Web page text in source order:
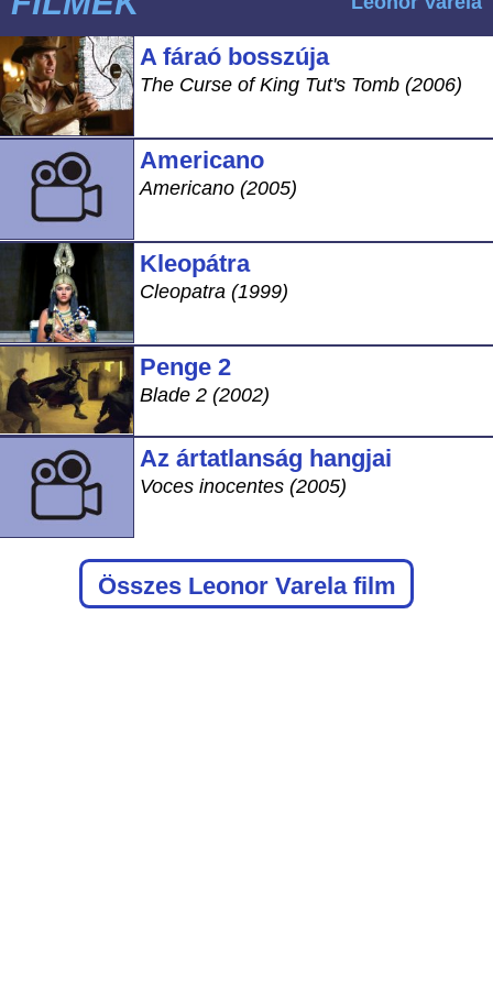
A fáraó bosszúja
The Curse of King Tut's Tomb (2006)
Americano
Americano (2005)
Kleopátra
Cleopatra (1999)
Penge 2
Blade 2 (2002)
Az ártatlanság hangjai
Voces inocentes (2005)
Összes Leonor Varela film